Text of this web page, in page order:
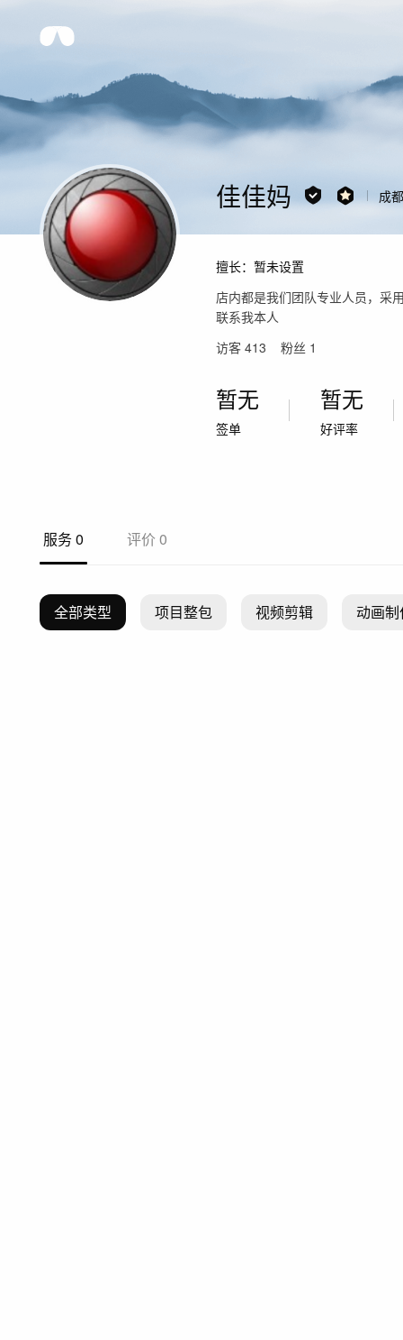
佳佳妈 成都
擅长： 暂未设置
店内都是我们团队专业人员，采
联系我本人
访客 413 粉丝 1
暂无
签单
暂无
好评率
服务0 评价 0
全部类型 项目整包 视频剪辑 动画制